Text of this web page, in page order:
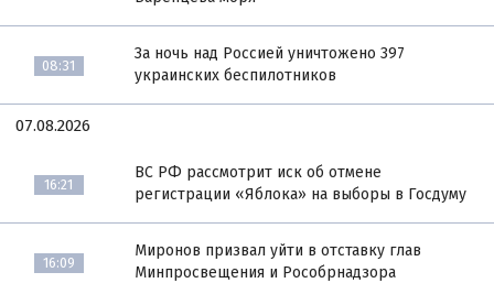
08:31
За ночь над Россией уничтожено 397
украинских беспилотников
07.08.2026
16:21
ВС РФ рассмотрит иск об отмене
регистрации «Яблока» на выборы в Госдуму
16:09
Миронов призвал уйти в отставку глав
Минпросвещения и Рособрнадзора